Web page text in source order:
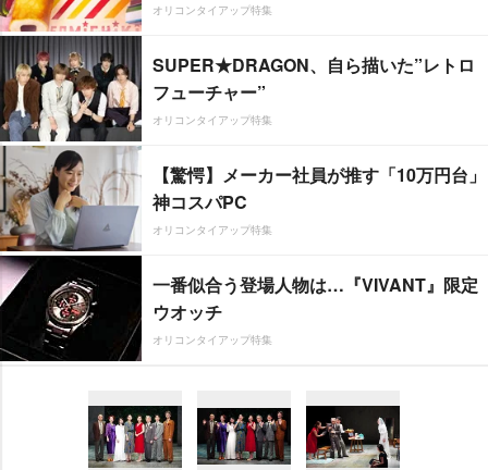
オリコンタイアップ特集
SUPER★DRAGON、自ら描いた”レトロ
フューチャー”
オリコンタイアップ特集
【驚愕】メーカー社員が推す「10万円台」
神コスパPC
オリコンタイアップ特集
一番似合う登場人物は…『VIVANT』限定
ウオッチ
オリコンタイアップ特集